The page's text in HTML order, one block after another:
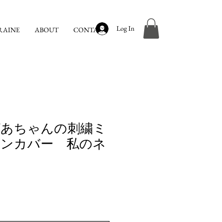
ABOUT CONTACT Log In
ちゃんの刺繍ミ
カバー 私のネ